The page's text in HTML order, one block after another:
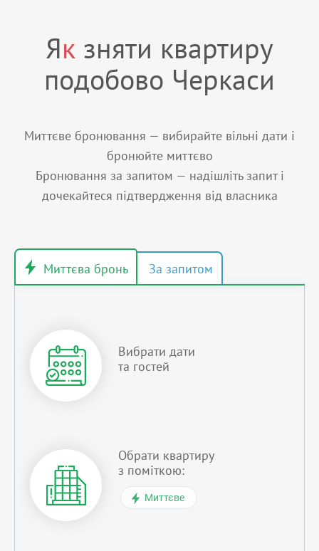
Як зняти квартиру
подобово Черкаси
Миттєве бронювання — вибирайте вільні дати і
бронюйте миттєво
Бронювання за запитом — надішліть запит і
дочекайтеся підтвердження від власника
Вибрати дати
та гостей
Обрати квартиру
з поміткою:
Миттєве